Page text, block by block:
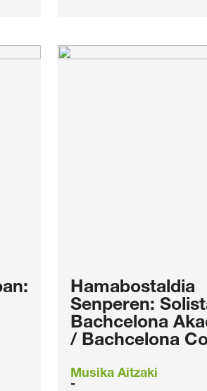
Hamabostaldia
Senperen:
Bachcelona
/ Bachcelona
Musika Aitzaki